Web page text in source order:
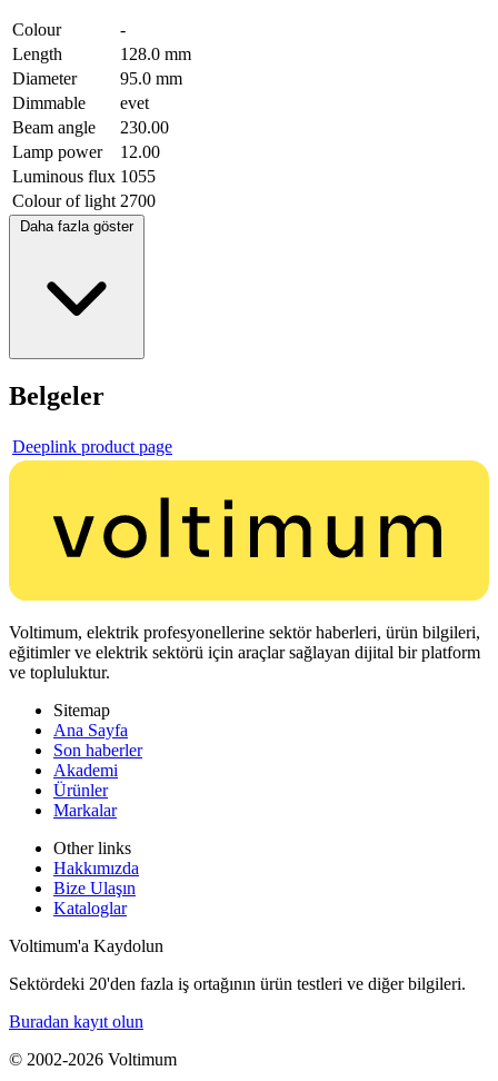
Colour
-
Length
128.0 mm
Diameter
95.0 mm
Dimmable
evet
Beam angle
230.00
Lamp power
12.00
Luminous flux 1055
Colour of light 2700
Daha fazla göster
Belgeler
Deeplink product page
Voltimum, elektrik profesyonellerine sektör haberleri, ürün bilgileri,
eğitimler ve elektrik sektörü için araçlar sağlayan dijital bir platform
ve topluluktur.
Sitemap
Ana Sayfa
Son haberler
Akademi
Ürünler
Markalar
Other links
Hakkımızda
Bize Ulaşın
Kataloglar
Voltimum'a Kaydolun
Sektördeki 20'den fazla iş ortağının ürün testleri ve diğer bilgileri.
Buradan kayıt olun
© 2002-2026 Voltimum